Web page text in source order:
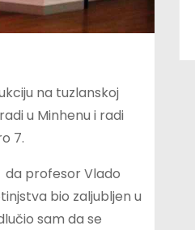
na tuzlanskoj
u Minhenu i radi
7.
da profesor Vlado
bio zaljubljen u
sam da se